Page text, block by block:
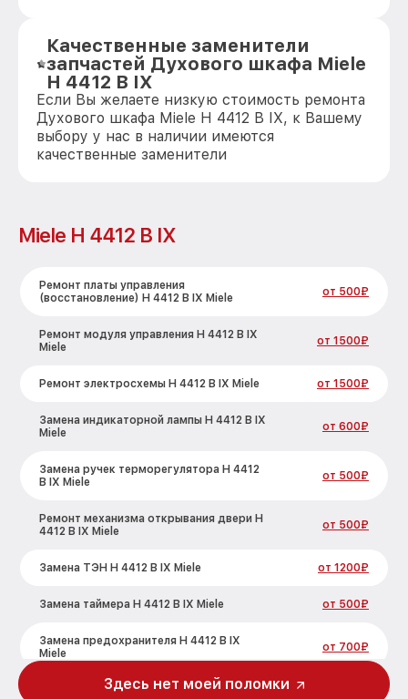
Качественные заменители
запчастей Духового шкафа Miele
H 4412 B IX
Если Вы желаете низкую стоимость ремонта
Духового шкафа Miele H 4412 B IX, к Вашему
выбору у нас в наличии имеются
качественные заменители
Miele H 4412 B IX
Ремонт платы управления
(восстановление) H 4412 B IX Miele
от 500₽
Ремонт модуля управления H 4412 B IX
Miele
от 1500₽
Ремонт электросхемы H 4412 B IX Miele от 1500₽
Замена индикаторной лампы H 4412 B IX
Miele
от 600₽
Замена ручек терморегулятора H 4412
B IX Miele
от 500₽
Ремонт механизма открывания двери H
4412 B IX Miele
от 500₽
Замена ТЭН H 4412 B IX Miele от 1200₽
Замена таймера H 4412 B IX Miele от 500₽
Замена предохранителя H 4412 B IX
Miele
от 700₽
Замена шнура питания H 4412 B IX Miele
Здесь нет моей поломки